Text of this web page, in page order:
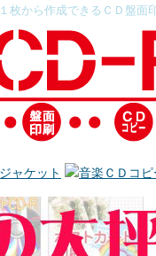
１枚から作成できるＣＤ盤面